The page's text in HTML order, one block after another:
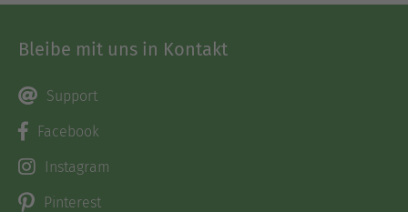
Bleibe mit uns in Kontakt
Support
Facebook
Instagram
Pinterest